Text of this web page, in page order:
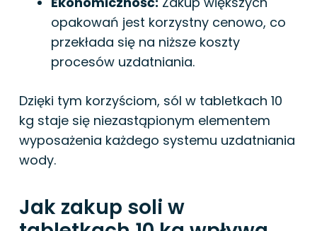
opakowań jest korzystny cenowo, co
przekłada się na niższe koszty
procesów uzdatniania.
Dzięki tym korzyściom, sól w tabletkach 10
kg staje się niezastąpionym elementem
wyposażenia każdego systemu uzdatniania
wody.
Jak zakup soli w